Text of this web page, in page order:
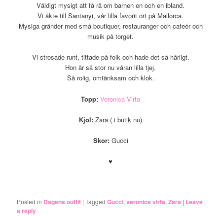
Väldigt mysigt att få rå om barnen en och en ibland.
Vi åkte till Santanyi, vår lilla favorit ort på Mallorca.
Mysiga gränder med små boutiquer, restauranger och cafeér och
musik på torget.
Vi strosade runt, tittade på folk och hade det så härligt.
Hon är så stor nu våran lilla tjej.
Så rolig, omtänksam och klok.
Topp: Veronica Virta
Kjol: Zara ( i butik nu)
Skor:Gucci
♥
Posted in Dagens outfit |Tagged Gucci,veronica virta,Zara | Leave
a reply